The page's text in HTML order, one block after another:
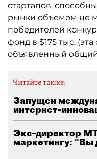
стартапов,
рынки объемом не
победителей
фонд в $175 тыс.
объявленный
Читайте также:
Запущен
интернет-
Экс–директор
маркетингу: